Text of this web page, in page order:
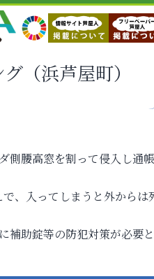
（浜芦屋町）
側腰高窓を割って侵入し通
、入ってしまうと外からは
補助錠等の防犯対策が必要